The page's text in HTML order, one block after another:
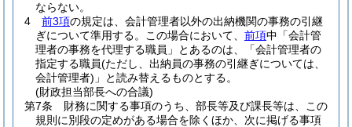
ならない。
4
前3項の規定は、会計管理者以外の出納機関の事務の引継
ぎについて準用する。
この場合において、 前項中「会計管
理者の事務を代理する職員」とあるのは、「会計管理者の
指定する職員(ただし、出納員の事務の引継ぎについては、
会計管理者) 」と読み替えるものとする。
(財政担当部長への合議)
第7条
財務に関する事項のうち、部長等及び課長等は、この
規則に別段の定めがある場合を除くほか、次に掲げる事項